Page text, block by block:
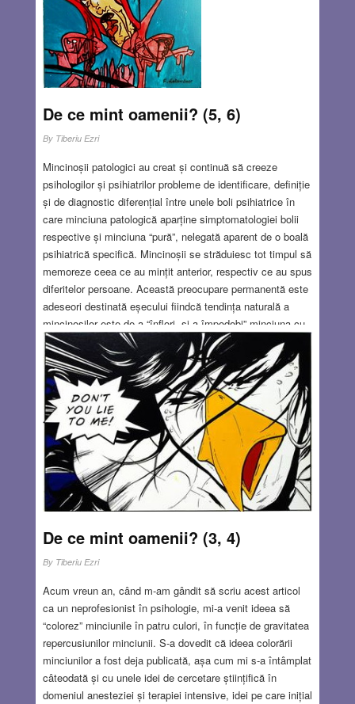
De ce mint oamenii? (5, 6)
By Tiberiu Ezri
Mincinoșii patologici au creat și continuă să creeze
psihologilor și psihiatrilor probleme de identificare, definiție
și de diagnostic diferențial între unele boli psihiatrice în
care minciuna patologică aparține simptomatologiei bolii
respective și minciuna “pură”, nelegată aparent de o boală
psihiatrică specifică. Mincinoșii se străduiesc tot timpul să
memoreze ceea ce au mințit anterior, respectiv ce au spus
diferitelor persoane. Această preocupare permanentă este
adeseori destinată eșecului fiindcă tendința naturală a
mincinoșilor este de a “înflori, și a împodobi” minciuna cu
noi detalii și astfel să se dea de gol. În mod logic,
memoria funcționează mai bine când este vorba despre o
minciună “mică” povestită numai unei singure persoane.
Deși unii oameni mint atât de frecvent încât deseori nu
putem depista sau chiar nu suntem interesați să le
depistăm minciunile, majoritatea dintre noi nu suntem
experți în a ne ascunde minciunile (efectul “Pinocchio”).
Read more…
JUN 20, 2019 7 COMMENTS
De ce mint oamenii? (3, 4)
By Tiberiu Ezri
Acum vreun an, când m-am gândit să scriu acest articol
ca un neprofesionist în psihologie, mi-a venit ideea să
“colorez” minciunile în patru culori, în funcție de gravitatea
repercusiunilor minciunii. S-a dovedit că ideea colorării
minciunilor a fost deja publicată, așa cum mi s-a întâmplat
câteodată și cu unele idei de cercetare științifică în
domeniul anesteziei și terapiei intensive, idei pe care inițial